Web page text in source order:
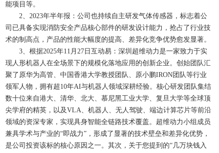
能项目等。
2、2023年半年报：公司也持续自主研发气体传感器，标志着公
司已具备实现消防安全产品核心部件的研发设计能力，抢占了行业技
术的制高点，产品的性能大幅度的提高、差异化竞争优势愈发显著。
3、根据2025年11月27日互动易：深圳超维动力是一家致力于实
现人形机器人在全场景下的规模化落地应用的创新企业。创始团队汇
聚了原华为高管、中国香港大学教授团队、原小鹏IRON团队等行业
领军人物，拥有超10年AI与机器人领域深耕经验。核心研发团队集结
数十位来自港大、清华、北大、慕尼黑工业大学、复旦大学等全球顶
尖学府的精英，以及VLA、机器人、无人驾驶、端边计算芯片等前沿
领域的资深专家，实现具身智能全链路技术覆盖。超维动力小组成员
兼具学术与产业的“即战力”，形成了显著的技术壁垒和差异化优势，
是公司投资该标的核心原因之一。其次，关于您提到的“几万块钱入